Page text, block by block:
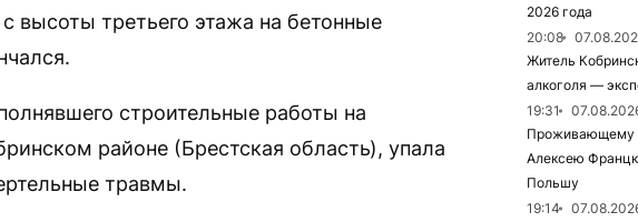
высоты третьего этажа на бетонные
строительные работы на
районе (Брестская область), упала
травмы.
2026 года
20:08
Житель
алкоголя —
19:31
Проживающему
Алексею
Польшу
19:14